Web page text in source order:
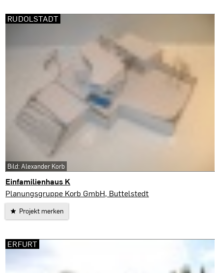
Einfamilienhaus K
Rudolstadt
Planungsgruppe Korb GmbH, Buttelstedt
Projekt merken
RUDOLSTADT
Bild: Alexander Korb
ERFURT